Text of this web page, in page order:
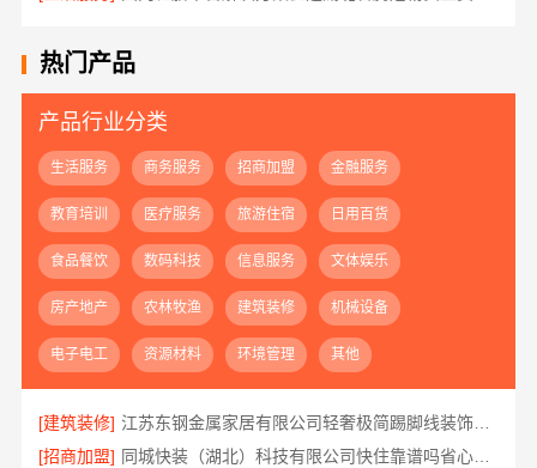
热门产品
产品行业分类
生活服务 商务服务 招商加盟 金融服务
教育培训 医疗服务 旅游住宿 日用百货
食品餐饮 数码科技 信息服务 文体娱乐
房产地产 农林牧渔 建筑装修 机械设备
电子电工 资源材料 环境管理 其他
[建筑装修]
江苏东钢金属家居有限公司轻奢极简踢脚线装饰介绍
[招商加盟]
同城快装（湖北）科技有限公司快住靠谱吗省心，老房快装工期保障